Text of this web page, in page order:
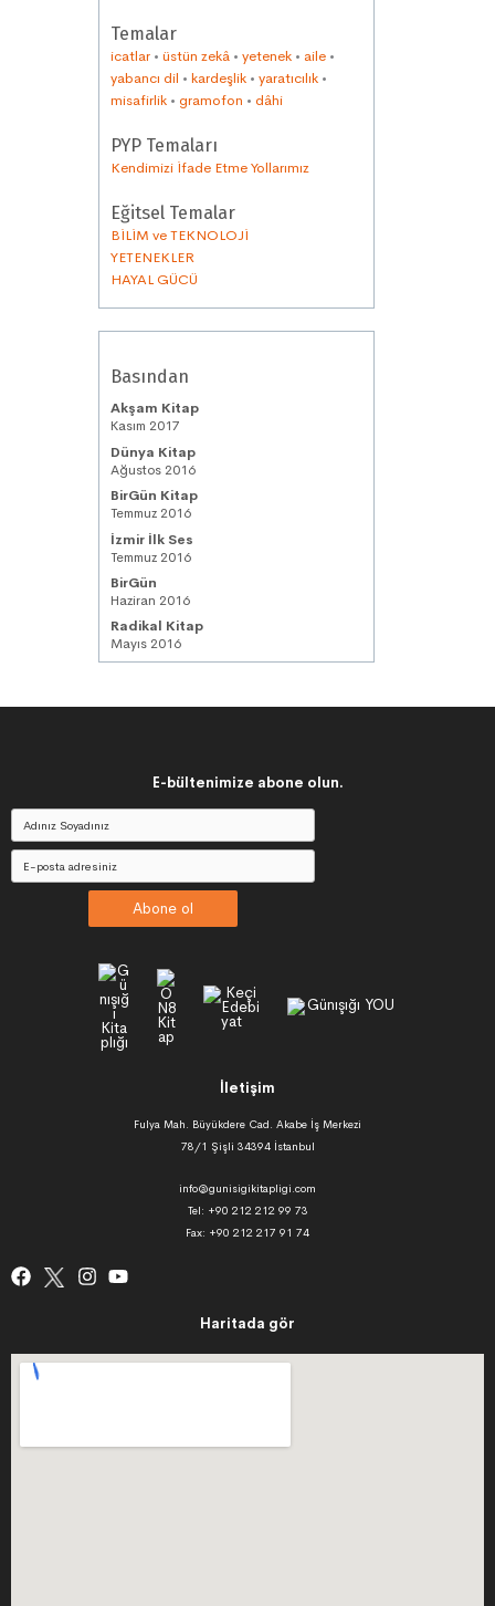
Temalar
icatlar • üstün zekâ • yetenek • aile •
yabancı dil • kardeşlik • yaratıcılık •
misafirlik • gramofon • dâhi
PYP Temaları
Kendimizi İfade Etme Yollarımız
Eğitsel Temalar
BİLİM ve TEKNOLOJİ
YETENEKLER
HAYAL GÜCÜ
Basından
Akşam Kitap
Kasım 2017
Dünya Kitap
Ağustos 2016
BirGün Kitap
Temmuz 2016
İzmir İlk Ses
Temmuz 2016
BirGün
Haziran 2016
Radikal Kitap
Mayıs 2016
E-bültenimize abone olun.
Abone ol
İletişim
Fulya Mah. Büyükdere Cad. Akabe İş Merkezi
78/1 Şişli 34394 İstanbul
info@gunisigikitapligi.com
Tel: +90 212 212 99 73
Fax: +90 212 217 91 74
Haritada gör